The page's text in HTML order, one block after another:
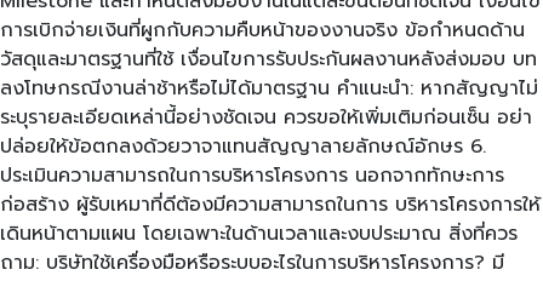
การเบิกจ่ายเงินที่ผูกกับความคืบหน้าของงานจริง ข้อกำหนดด้าน
วัสดุและมาตรฐานที่ใช้ เงื่อนไขการรับประกันผลงานหลังส่งมอบ บท
ลงโทษกรณีงานล่าช้าหรือไม่ได้มาตรฐาน คำแนะนำ: หากสัญญาไม่
ระบุรายละเอียดเหล่านี้อย่างชัดเจน ควรขอให้เพิ่มเติมก่อนเซ็น อย่า
ปล่อยให้ข้อตกลงด้วยวาจาแทนสัญญาลายลักษณ์อักษร 6.
ประเมินความสามารถในการบริหารโครงการ นอกจากทักษะการ
ก่อสร้าง ผู้รับเหมาที่ดีต้องมีความสามารถในการ บริหารโครงการให้
เดินหน้าตามแผน โดยเฉพาะในด้านเวลาและงบประมาณ สิ่งที่ควร
ถาม: บริษัทใช้เครื่องมือหรือระบบอะไรในการบริหารโครงการ? มี